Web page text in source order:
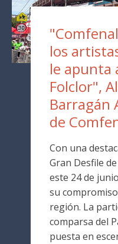
los
le apunta
Folclor",
Barragán
de
Con una
Gran Desfile
este 24 de
su
región. La
comparsa del
puesta en